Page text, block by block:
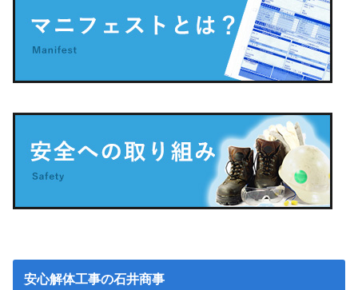
安心解体工事の石井商事